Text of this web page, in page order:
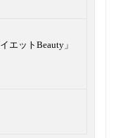
エットBeauty」